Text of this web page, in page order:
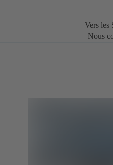
Vers les
Nous